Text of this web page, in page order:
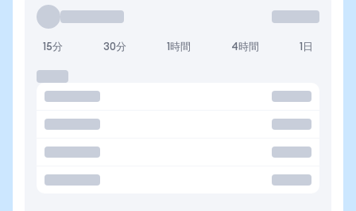
15分 30分 1時間 4時間 1日